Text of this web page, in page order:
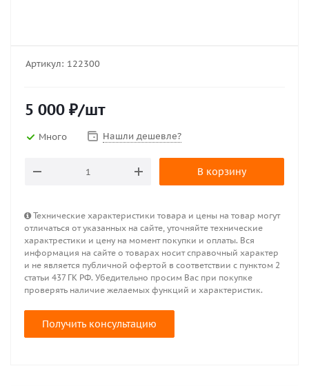
Артикул: 122300
5 000 ₽/шт
Много Нашли дешевле?
В корзину
Технические характеристики товара и цены на товар могут
отличаться от указанных на сайте, уточняйте технические
характрестики и цену на момент покупки и оплаты. Вся
информация на сайте о товарах носит справочный характер
и не является публичной офертой в соответствии с пунктом 2
статьи 437 ГК РФ. Убедительно просим Вас при покупке
проверять наличие желаемых функций и характеристик.
Получить консультацию